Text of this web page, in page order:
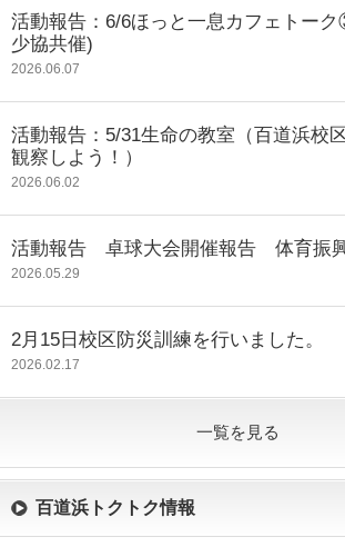
活動報告：6/6ほっと一息カフェトー
少協共催)
2026.06.07
活動報告：5/31生命の教室（百道浜校
観察しよう！）
2026.06.02
活動報告 卓球大会開催報告 体育振
2026.05.29
2月15日校区防災訓練を行いました。
2026.02.17
一覧を見る
百道浜トクトク情報